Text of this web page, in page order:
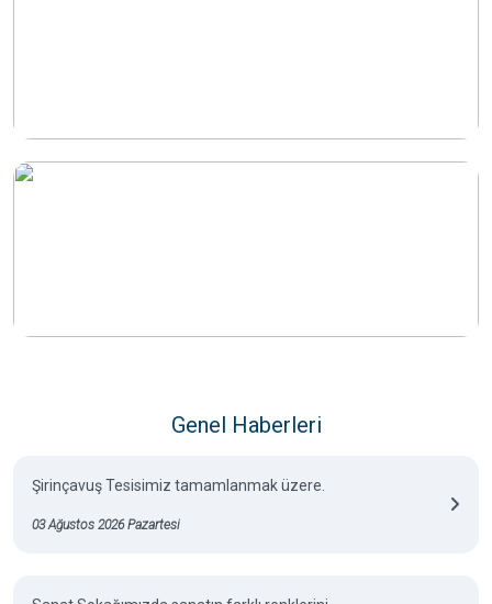
Genel Haberleri
Şirinçavuş Tesisimiz tamamlanmak üzere.
03 Ağustos 2026 Pazartesi